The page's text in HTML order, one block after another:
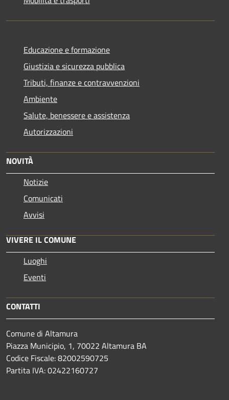
Educazione e formazione
Giustizia e sicurezza pubblica
Tributi, finanze e contravvenzioni
Ambiente
Salute, benessere e assistenza
Autorizzazioni
NOVITÀ
Notizie
Comunicati
Avvisi
VIVERE IL COMUNE
Luoghi
Eventi
CONTATTI
Comune di Altamura
Piazza Municipio, 1, 70022 Altamura BA
Codice Fiscale: 82002590725
Partita IVA: 02422160727